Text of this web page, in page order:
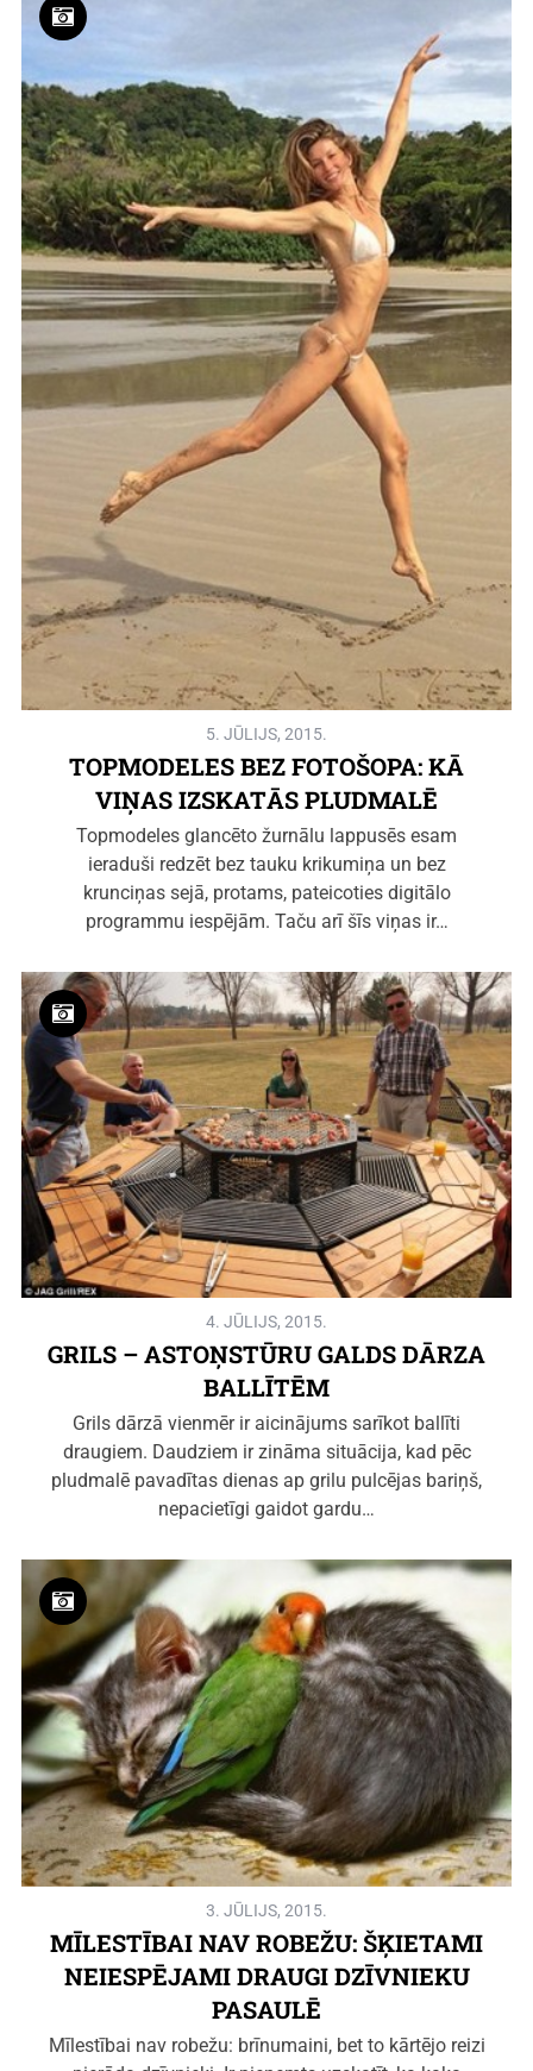
5. JŪLIJS, 2015.
TOPMODELES BEZ FOTOŠOPA: KĀ
VIŅAS IZSKATĀS PLUDMALĒ
Topmodeles glancēto žurnālu lappusēs esam
ieraduši redzēt bez tauku krikumiņa un bez
krunciņas sejā, protams, pateicoties digitālo
programmu iespējām. Taču arī šīs viņas ir…
4. JŪLIJS, 2015.
GRILS – ASTOŅSTŪRU GALDS DĀRZA
BALLĪTĒM
Grils dārzā vienmēr ir aicinājums sarīkot ballīti
draugiem. Daudziem ir zināma situācija, kad pēc
pludmalē pavadītas dienas ap grilu pulcējas bariņš,
nepacietīgi gaidot gardu…
3. JŪLIJS, 2015.
MĪLESTĪBAI NAV ROBEŽU: ŠĶIETAMI
NEIESPĒJAMI DRAUGI DZĪVNIEKU
PASAULĒ
Mīlestībai nav robežu: brīnumaini, bet to kārtējo reizi